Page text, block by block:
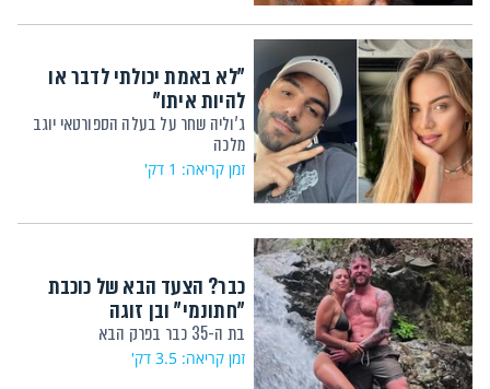
"לא באמת יכולתי לדבר או
להיות איתו"
ג'וליה שחר על בעלה הספורטאי יוגב
מלכה
זמן קריאה: 1 דק'
כבר? הצעד הבא של כוכבת
"חתונמי" ובן זוגה
בת ה-35 כבר בפרק הבא
זמן קריאה: 3.5 דק'